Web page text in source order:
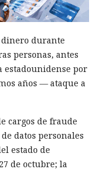
en sentido
de China
de la
se venden en el
infraestructura
de la compañía
de posibles
podrían seguir en
de las
dinero durante
personas, antes
estadounidense por
años — ataque a
cargos de fraude
datos personales
estado de
de octubre; la